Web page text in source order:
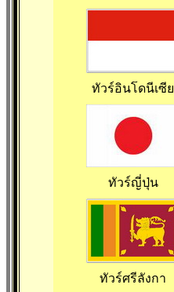
ทัวร์อินโดนีเซีย
ทัวร์ญี่ปุ่น
ทัวร์ศรีลังกา